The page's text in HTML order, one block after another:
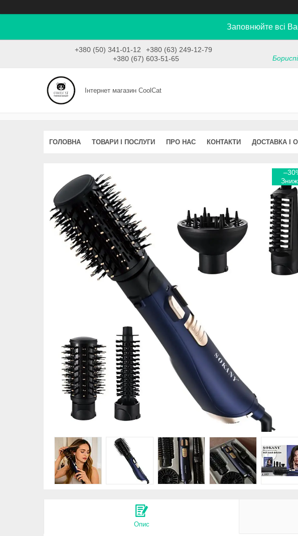
Заповнюйте всі
+380 (50) 341-01-12
+380 (63) 249-12-79
+380 (67) 603-51-65
Інтернет магазин CoolCat
ГОЛОВНА ТОВАРИ І ПОСЛУГИ ПРО НАС КОНТАКТИ ДОСТАВКА І
Опис